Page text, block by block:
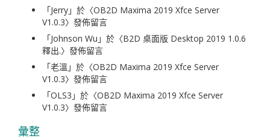
「Jerry」於〈OB2D Maxima 2019 Xfce Server
V1.0.3〉發佈留言
「Johnson Wu 」於〈B2D 桌面版 Desktop 2019 1.0.6
釋出.〉發佈留言
「老溫 」於〈OB2D Maxima 2019 Xfce Server
V1.0.3〉發佈留言
「OLS3 」於〈OB2D Maxima 2019 Xfce Server
V1.0.3〉發佈留言
彙整